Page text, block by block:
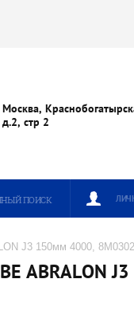
Москва,
д.2, стр 2
ПОИСК
J3 150мм 4000,